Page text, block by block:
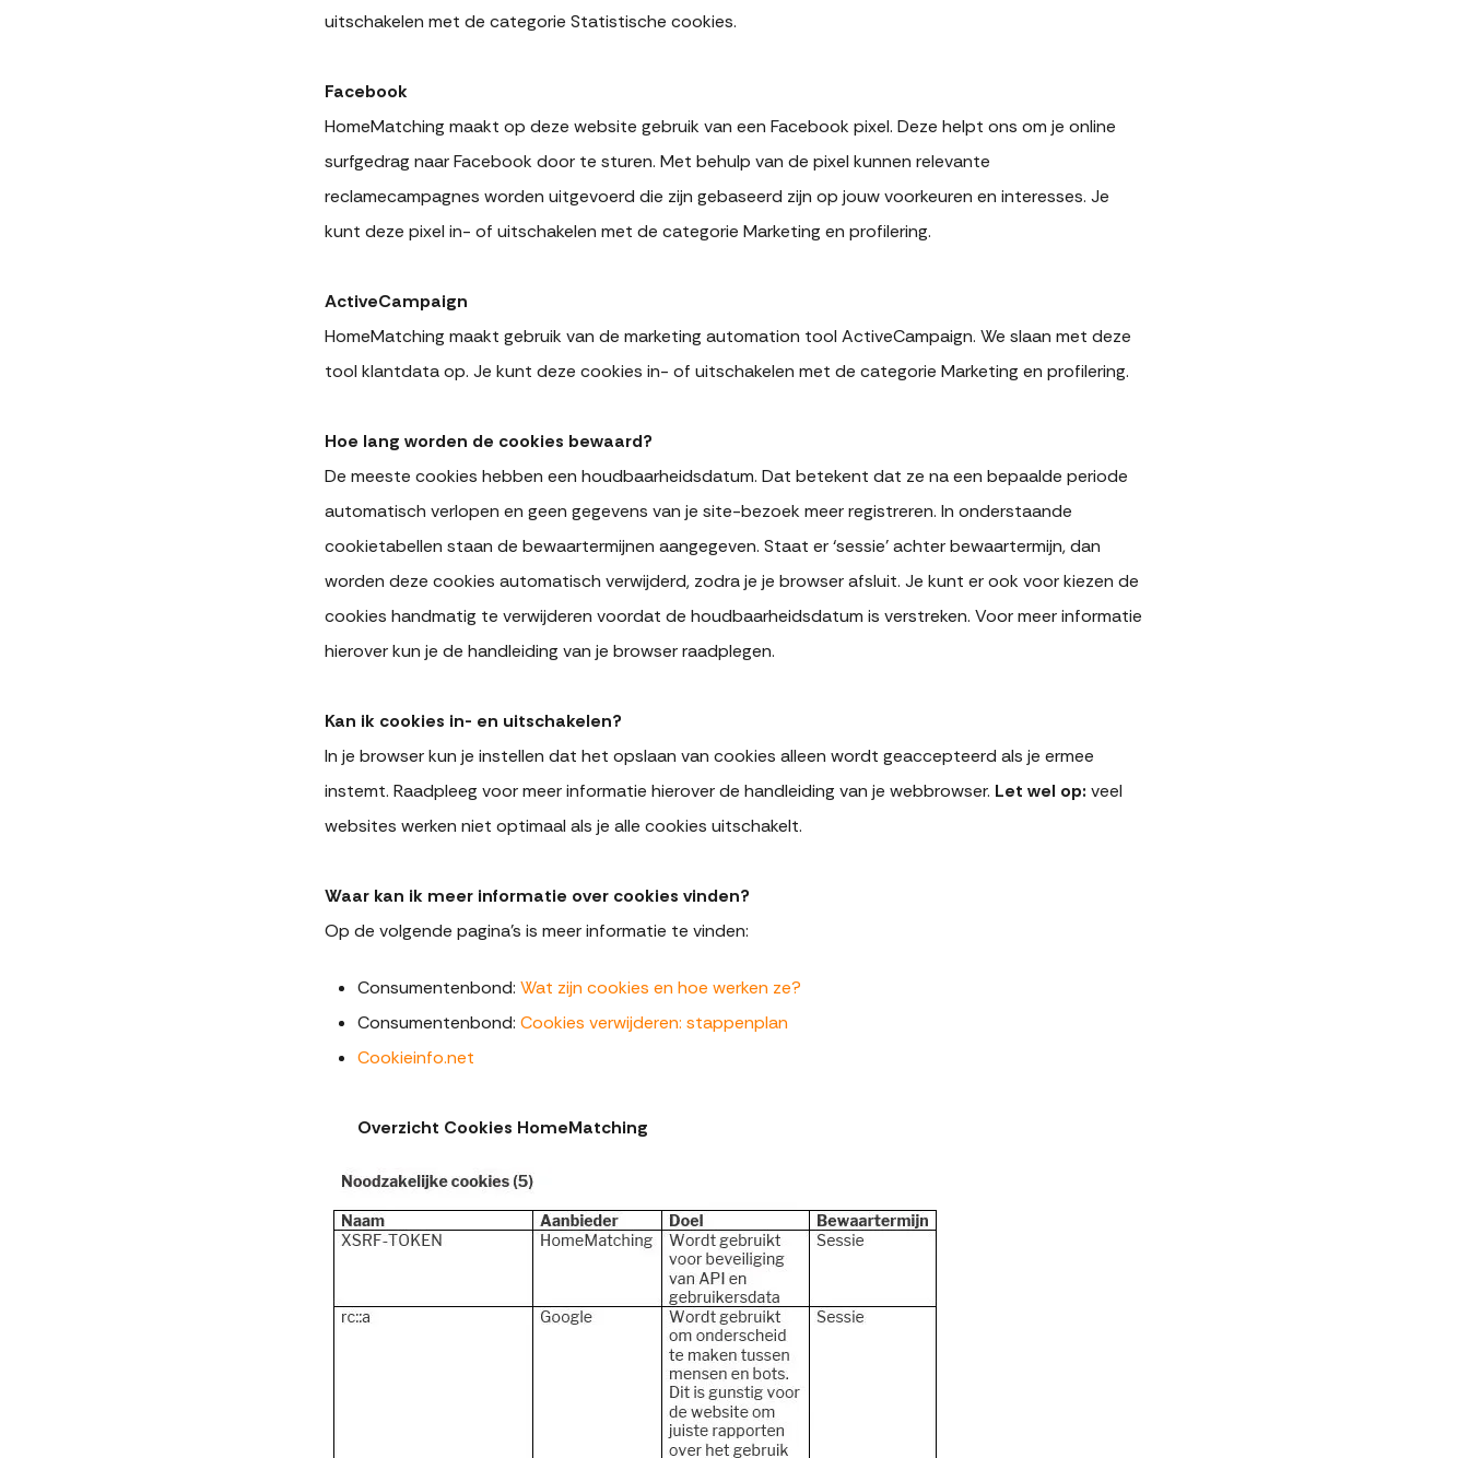
uitschakelen met de categorie Statistische cookies.
Facebook
HomeMatching maakt op deze website gebruik van een Facebook pixel. Deze helpt ons om je online
surfgedrag naar Facebook door te sturen. Met behulp van de pixel kunnen relevante
reclamecampagnes worden uitgevoerd die zijn gebaseerd zijn op jouw voorkeuren en interesses. Je
kunt deze pixel in- of uitschakelen met de categorie Marketing en profilering.
ActiveCampaign
HomeMatching maakt gebruik van de marketing automation tool ActiveCampaign. We slaan met deze
tool klantdata op. Je kunt deze cookies in- of uitschakelen met de categorie Marketing en profilering.
Hoe lang worden de cookies bewaard?
De meeste cookies hebben een houdbaarheidsdatum. Dat betekent dat ze na een bepaalde periode
automatisch verlopen en geen gegevens van je site-bezoek meer registreren. In onderstaande
cookietabellen staan de bewaartermijnen aangegeven. Staat er ‘sessie’ achter bewaartermijn, dan
worden deze cookies automatisch verwijderd, zodra je je browser afsluit. Je kunt er ook voor kiezen de
cookies handmatig te verwijderen voordat de houdbaarheidsdatum is verstreken. Voor meer informatie
hierover kun je de handleiding van je browser raadplegen.
Kan ik cookies in- en uitschakelen?
In je browser kun je instellen dat het opslaan van cookies alleen wordt geaccepteerd als je ermee
instemt. Raadpleeg voor meer informatie hierover de handleiding van je webbrowser. Let wel op: veel
websites werken niet optimaal als je alle cookies uitschakelt.
Waar kan ik meer informatie over cookies vinden?
Op de volgende pagina’s is meer informatie te vinden:
Consumentenbond: Wat zijn cookies en hoe werken ze?
Consumentenbond: Cookies verwijderen: stappenplan
Cookieinfo.net
Overzicht Cookies HomeMatching